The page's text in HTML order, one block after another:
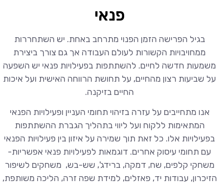
פנאי
בגיל הפרישה הזמן הפנוי מתרחב באחת. יש השתחררות
ממחויבויות הקשורות לעולם העבודה אך גם צורך ביצירת
משמעות חדשה לחיים. להשתתפות בפעילויות פנאי יש השפעה
על שביעות רצון מהחיים, על תחושת הרווחה האישית ועל איכות
החיים בזיקנה.
אנו מתחייבים על עזרה בזיהוי תחומי העניין ופעילויות הפנאי
המתאימות ללקוח ועל ליווי בתהליך הגברת ההשתתפות
בפעילויות אלו. כל זאת תוך שמירה על איזון בין פעילויות הפנאי
עם תחומי עיסוק אחרים. דוגמאות לפעילויות פנאי אפשריות-
משחקי קלפים, שח, דמקה, ברידג', שש-בש, משחקים לשיפור
הזיכרון, עבודות יד, פאזלים, למידת שפה זרה, הליכה משותפת,